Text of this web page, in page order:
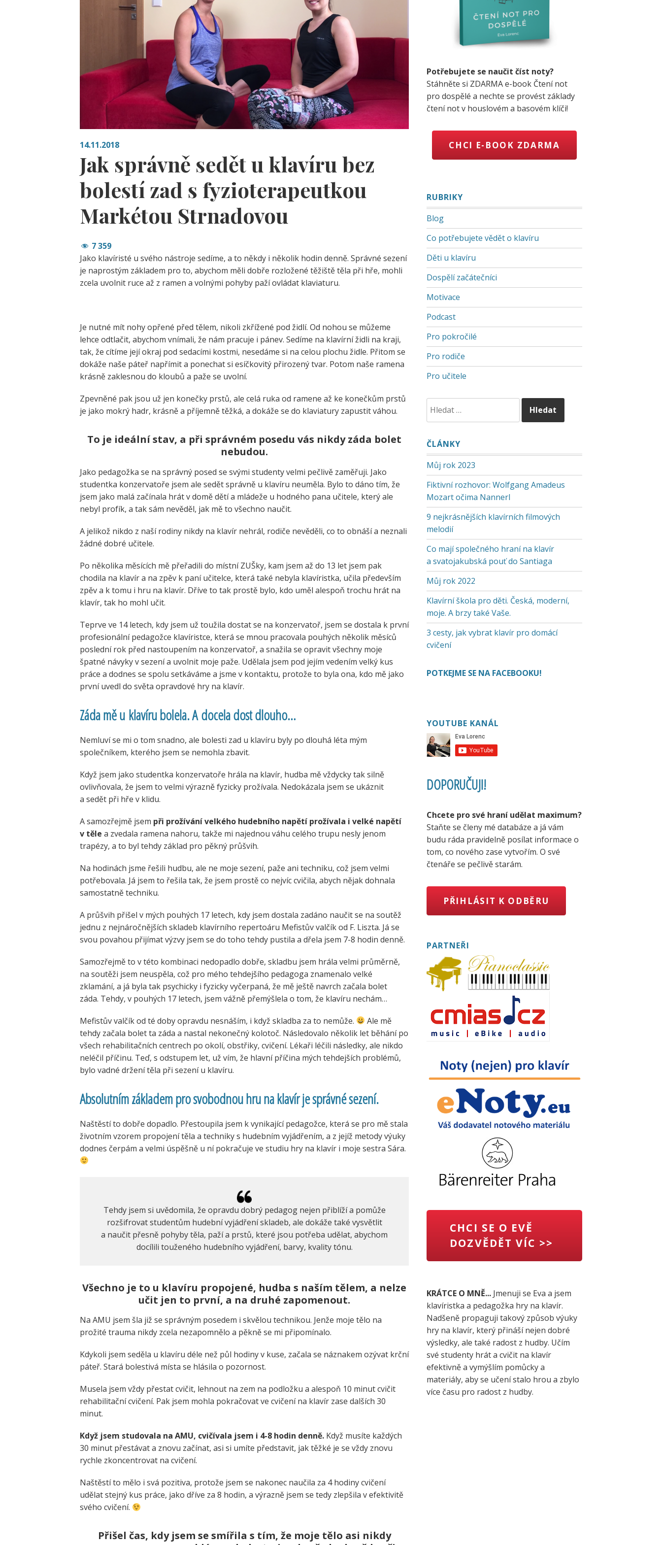
14.11.2018
Jak správně sedět u klavíru bez
bolestí zad s fyzioterapeutkou
Markétou Strnadovou
7 359
Jako klavíristé u svého nástroje sedíme, a to někdy i několik hodin denně. Správné sezení
je naprostým základem pro to, abychom měli dobře rozložené těžiště těla při hře, mohli
zcela uvolnit ruce až z ramen a volnými pohyby paží ovládat klaviaturu.
Je nutné mít nohy opřené před tělem, nikoli zkřížené pod židlí. Od nohou se můžeme
lehce odtlačit, abychom vnímali, že nám pracuje i pánev. Sedíme na klavírní židli na kraji,
tak, že cítíme její okraj pod sedacími kostmi, nesedáme si na celou plochu židle. Přitom se
dokáže naše páteř napřímit a ponechat si esíčkovitý přirozený tvar. Potom naše ramena
krásně zaklesnou do kloubů a paže se uvolní.
Zpevněné pak jsou už jen konečky prstů, ale celá ruka od ramene až ke konečkům prstů
je jako mokrý hadr, krásně a příjemně těžká, a dokáže se do klaviatury zapustit váhou.
To je ideální stav, a při správném posedu vás nikdy záda bolet
nebudou.
Jako pedagožka se na správný posed se svými studenty velmi pečlivě zaměřuji. Jako
studentka konzervatoře jsem ale sedět správně u klavíru neuměla. Bylo to dáno tím, že
jsem jako malá začínala hrát v domě dětí a mládeže u hodného pana učitele, který ale
nebyl profík, a tak sám nevěděl, jak mě to všechno naučit.
A jelikož nikdo z naší rodiny nikdy na klavír nehrál, rodiče nevěděli, co to obnáší a neznali
žádné dobré učitele.
Po několika měsících mě přeřadili do místní ZUŠky, kam jsem až do 13 let jsem pak
chodila na klavír a na zpěv k paní učitelce, která také nebyla klavíristka, učila především
zpěv a k tomu i hru na klavír. Dříve to tak prostě bylo, kdo uměl alespoň trochu hrát na
klavír, tak ho mohl učit.
Teprve ve 14 letech, kdy jsem už toužila dostat se na konzervatoř, jsem se dostala k první
profesionální pedagožce klavíristce, která se mnou pracovala pouhých několik měsíců
poslední rok před nastoupením na konzervatoř, a snažila se opravit všechny moje
špatné návyky v sezení a uvolnit moje paže. Udělala jsem pod jejím vedením velký kus
práce a dodnes se spolu setkáváme a jsme v kontaktu, protože to byla ona, kdo mě jako
první uvedl do světa opravdové hry na klavír.
Záda mě u klavíru bolela. A docela dost dlouho…
Nemluví se mi o tom snadno, ale bolesti zad u klavíru byly po dlouhá léta mým
společníkem, kterého jsem se nemohla zbavit.
Když jsem jako studentka konzervatoře hrála na klavír, hudba mě vždycky tak silně
ovlivňovala, že jsem to velmi výrazně fyzicky prožívala. Nedokázala jsem se ukáznit
a sedět při hře v klidu.
A samozřejmě jsem při prožívání velkého hudebního napětí prožívala i velké napětí
v těle a zvedala ramena nahoru, takže mi najednou váhu celého trupu nesly jenom
trapézy, a to byl tehdy základ pro pěkný průšvih.
Na hodinách jsme řešili hudbu, ale ne moje sezení, paže ani techniku, což jsem velmi
potřebovala. Já jsem to řešila tak, že jsem prostě co nejvíc cvičila, abych nějak dohnala
samostatně techniku.
A průšvih přišel v mých pouhých 17 letech, kdy jsem dostala zadáno naučit se na soutěž
jednu z nejnáročnějších skladeb klavírního repertoáru Mefistův valčík od F. Liszta. Já se
svou povahou přijímat výzvy jsem se do toho tehdy pustila a dřela jsem 7-8 hodin denně.
Samozřejmě to v této kombinaci nedopadlo dobře, skladbu jsem hrála velmi průměrně,
na soutěži jsem neuspěla, což pro mého tehdejšího pedagoga znamenalo velké
zklamání, a já byla tak psychicky i fyzicky vyčerpaná, že mě ještě navrch začala bolet
záda. Tehdy, v pouhých 17 letech, jsem vážně přemýšlela o tom, že klavíru nechám…
Mefistův valčík od té doby opravdu nesnáším, i když skladba za to nemůže.
Ale mě
tehdy začala bolet ta záda a nastal nekonečný kolotoč. Následovalo několik let běhání po
všech rehabilitačních centrech po okolí, obstřiky, cvičení. Lékaři léčili následky, ale nikdo
neléčil příčinu. Teď, s odstupem let, už vím, že hlavní příčina mých tehdejších problémů,
bylo vadné držení těla při sezení u klavíru.
Absolutním základem pro svobodnou hru na klavír je správné sezení.
Naštěstí to dobře dopadlo. Přestoupila jsem k vynikající pedagožce, která se pro mě stala
životním vzorem propojení těla a techniky s hudebním vyjádřením, a z jejíž metody výuky
dodnes čerpám a velmi úspěšně u ní pokračuje ve studiu hry na klavír i moje sestra Sára.
Tehdy jsem si uvědomila, že opravdu dobrý pedagog nejen přiblíží a pomůže
rozšifrovat studentům hudební vyjádření skladeb, ale dokáže také vysvětlit
a naučit přesně pohyby těla, paží a prstů, které jsou potřeba udělat, abychom
docílili touženého hudebního vyjádření, barvy, kvality tónu.
Všechno je to u klavíru propojené, hudba s naším tělem, a nelze
učit jen to první, a na druhé zapomenout.
Na AMU jsem šla již se správným posedem i skvělou technikou. Jenže moje tělo na
prožité trauma nikdy zcela nezapomnělo a pěkně se mi připomínalo.
Kdykoli jsem seděla u klavíru déle než půl hodiny v kuse, začala se náznakem ozývat krční
páteř. Stará bolestivá místa se hlásila o pozornost.
Musela jsem vždy přestat cvičit, lehnout na zem na podložku a alespoň 10 minut cvičit
rehabilitační cvičení. Pak jsem mohla pokračovat ve cvičení na klavír zase dalších 30
minut.
Když jsem studovala na AMU, cvičívala jsem i 4-8 hodin denně. Když musíte každých
30 minut přestávat a znovu začínat, asi si umíte představit, jak těžké je se vždy znovu
rychle zkoncentrovat na cvičení.
Naštěstí to mělo i svá pozitiva, protože jsem se nakonec naučila za 4 hodiny cvičení
udělat stejný kus práce, jako dříve za 8 hodin, a výrazně jsem se tedy zlepšila v efektivitě
svého cvičení.
Přišel čas, kdy jsem se smířila s tím, že moje tělo asi nikdy
Potřebujete se naučit číst noty?
Stáhněte si ZDARMA e-book Čtení not
pro dospělé a nechte se provést základy
čtení not v houslovém a basovém klíči!
CHCI E-BOOK ZDARMA
RUBRIKY
Blog
Co potřebujete vědět o klavíru
Děti u klavíru
Dospělí začátečníci
Motivace
Podcast
Pro pokročilé
Pro rodiče
Pro učitele
ČLÁNKY
Můj rok 2023
Fiktivní rozhovor: Wolfgang Amadeus
Mozart očima Nannerl
9 nejkrásnějších klavírních filmových
melodií
Co mají společného hraní na klavír
a svatojakubská pouť do Santiaga
Můj rok 2022
Klavírní škola pro děti. Česká, moderní,
moje. A brzy také Vaše.
3 cesty, jak vybrat klavír pro domácí
cvičení
POTKEJME SE NA FACEBOOKU!
YOUTUBE KANÁL
DOPORUČUJI!
Chcete pro své hraní udělat maximum?
Staňte se členy mé databáze a já vám
budu ráda pravidelně posílat informace o
tom, co nového zase vytvořím. O své
čtenáře se pečlivě starám.
PŘIHLÁSIT K ODBĚRU
PARTNEŘI
CHCI SE O EVĚ
DOZVĚDĚT VÍC >>
KRÁTCE O MNĚ... Jmenuji se Eva a jsem
klavíristka a pedagožka hry na klavír.
Nadšeně propaguji takový způsob výuky
hry na klavír, který přináší nejen dobré
výsledky, ale také radost z hudby. Učím
své studenty hrát a cvičit na klavír
efektivně a vymýšlím pomůcky a
materiály, aby se učení stalo hrou a zbylo
více času pro radost z hudby.